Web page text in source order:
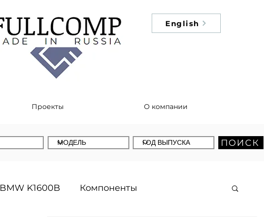
English
Проекты О компании
ПОИСК
BMW K1600B Компоненты